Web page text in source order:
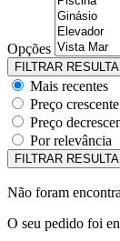
Opções
Mais recentes
Preço crescente
Preço
Por relevância
Não foram
O seu pedido foi